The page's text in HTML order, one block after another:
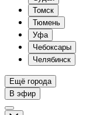
Томск
Тюмень
Уфа
Чебоксары
Челябинск
Ещё города
В эфир